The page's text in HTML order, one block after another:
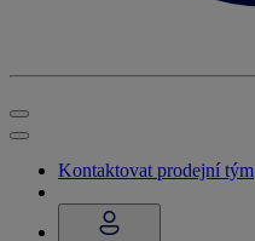
Kontaktovat prodejní tým